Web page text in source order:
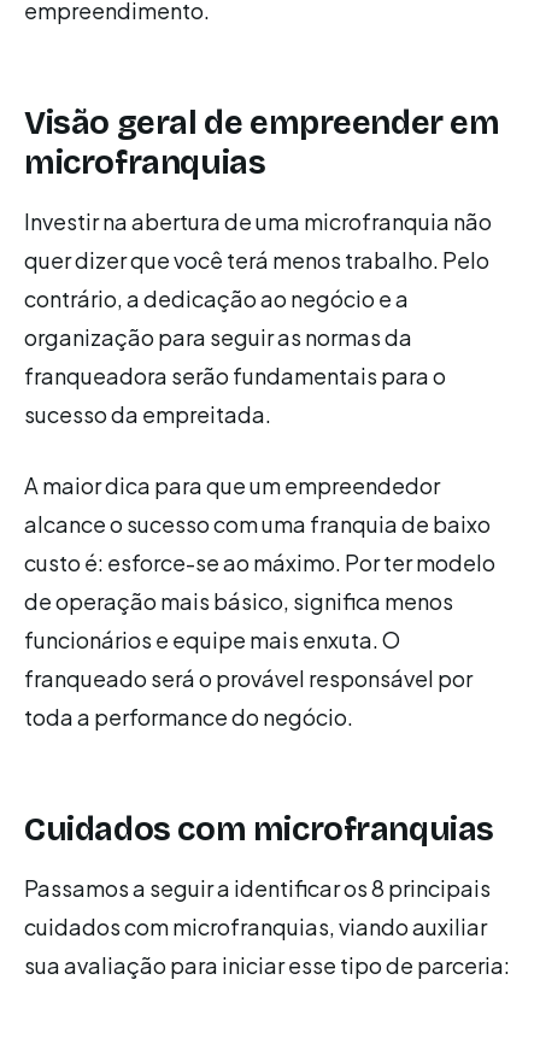
empreendimento.
Visão geral de empreender em
microfranquias
Investir na abertura de uma microfranquia não
quer dizer que você terá menos trabalho. Pelo
contrário, a dedicação ao negócio e a
organização para seguir as normas da
franqueadora serão fundamentais para o
sucesso da empreitada.
A maior dica para que um empreendedor
alcance o sucesso com uma franquia de baixo
custo é: esforce-se ao máximo. Por ter modelo
de operação mais básico, significa menos
funcionários e equipe mais enxuta. O
franqueado será o provável responsável por
toda a performance do negócio.
Cuidados com microfranquias
Passamos a seguir a identificar os 8 principais
cuidados com microfranquias, viando auxiliar
sua avaliação para iniciar esse tipo de parceria: